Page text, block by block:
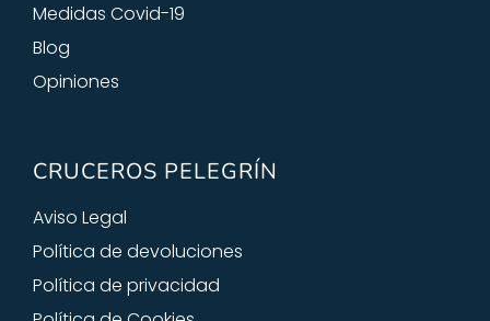
Medidas Covid-19
Blog
Opiniones
CRUCEROS PELEGRÍN
Aviso Legal
Política de devoluciones
Política de privacidad